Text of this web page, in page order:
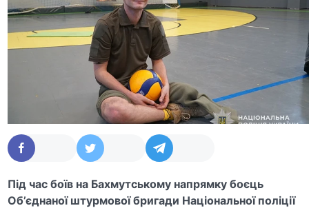
Під час боїв на Бахмутському напрямку боєць
Об’єднаної штурмової бригади Національної поліції